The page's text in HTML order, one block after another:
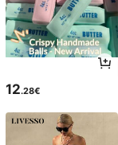
12.28€